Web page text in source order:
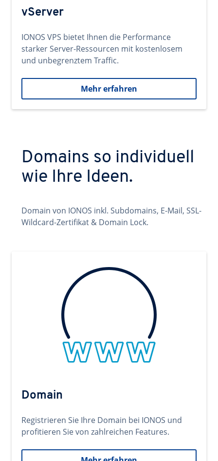
vServer
IONOS VPS bietet Ihnen die Performance
starker Server-Ressourcen mit kostenlosem
und unbegrenztem Traffic.
Mehr erfahren
Domains so individuell
wie Ihre Ideen.
Domain von IONOS inkl. Subdomains, E-Mail, SSL-
Wildcard-Zertifikat & Domain Lock.
Domain
Registrieren Sie Ihre Domain bei IONOS und
profitieren Sie von zahlreichen Features.